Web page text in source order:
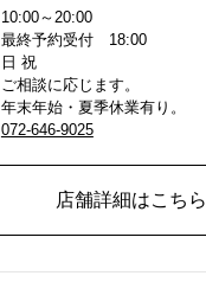
10:00～20:00
最終予約受付 18:00
日 祝
ご相談に応じます。
年末年始・夏季休業有り。
072-646-9025
店舗詳細はこちら